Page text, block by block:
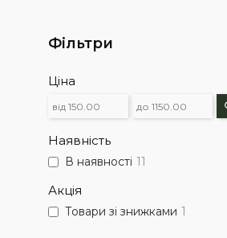
Фільтри
Ціна
Наявність
В наявності 11
Акція
Товари зі знижками 1